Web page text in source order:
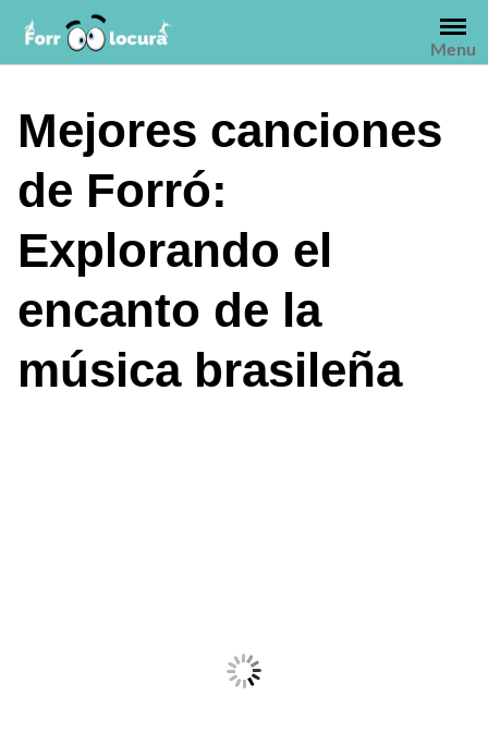
contenido
Menu
Mejores canciones
de Forró:
Explorando el
encanto de la
música brasileña